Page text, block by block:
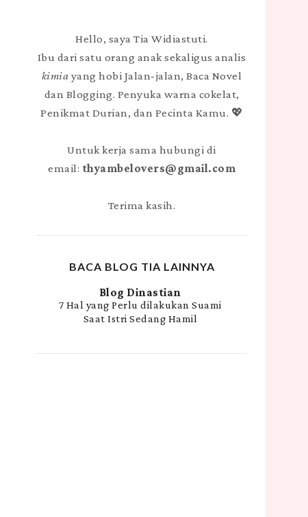
Hello, saya Tia Widiastuti.
Ibu dari satu orang anak sekaligus analis
kimia yang hobi Jalan-jalan, Baca Novel
dan Blogging. Penyuka warna cokelat,
Penikmat Durian, dan Pecinta Kamu. 💖
Untuk kerja sama hubungi di
email: thyambelovers@gmail.com
Terima kasih.
BACA BLOG TIA LAINNYA
Blog Dinastian
7 Hal yang Perlu dilakukan Suami
Saat Istri Sedang Hamil